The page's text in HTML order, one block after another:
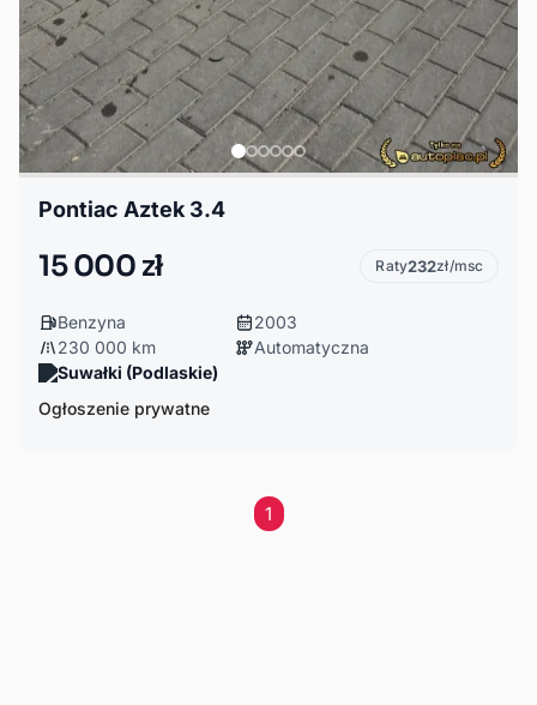
Pontiac Aztek 3.4
15 000 zł Raty232zł/msc
Benzyna
2003
230 000 km
Automatyczna
Suwałki (Podlaskie)
Ogłoszenie prywatne
1